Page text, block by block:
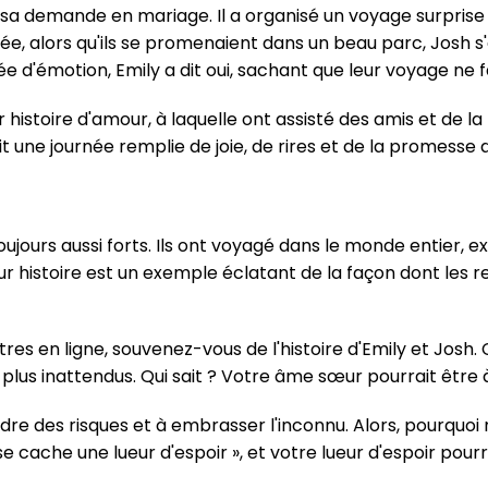
en mariage. Il a organisé un voyage
alors qu'ils se promenaient dans un beau parc, Josh
d'émotion, Emily a dit oui, sachant que leur voyage ne
d'amour, à laquelle ont assisté des amis et de
journée remplie de joie, de rires et de la promesse
aussi forts. Ils ont voyagé dans le monde entier,
histoire est un exemple éclatant de la façon dont les
en ligne, souvenez-vous de l'histoire d'Emily et
inattendus. Qui sait ? Votre âme sœur pourrait être
des risques et à embrasser l'inconnu. Alors,
cache une lueur d'espoir », et votre lueur d'espoir